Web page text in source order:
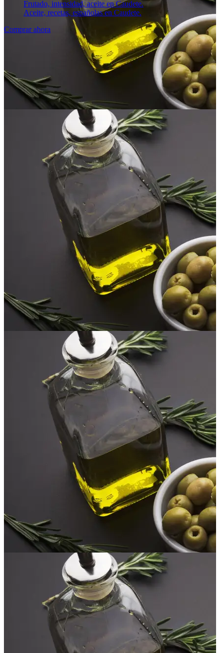
Frutado, intensidad, aceite en Caudete.
Aceite, recetas, españolas en Caudete.
Comprar ahora